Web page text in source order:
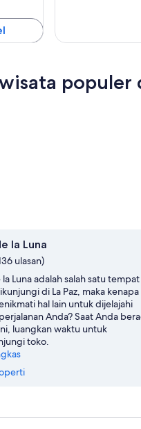
populer
la Luna
ulasan)
la Luna adalah salah satu tempat
di La Paz, maka kenapa
hal lain untuk dijelajahi
Anda? Saat Anda
luangkan waktu untuk
toko.